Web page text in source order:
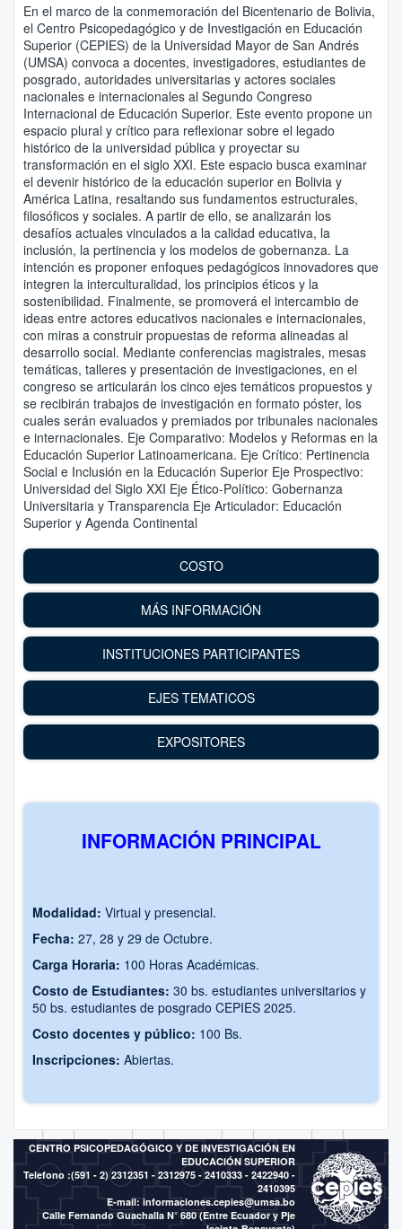
En el marco de la conmemoración del Bicentenario de Bolivia,
el Centro Psicopedagógico y de Investigación en Educación
Superior (CEPIES) de la Universidad Mayor de San Andrés
(UMSA) convoca a docentes, investigadores, estudiantes de
posgrado, autoridades universitarias y actores sociales
nacionales e internacionales al Segundo Congreso
Internacional de Educación Superior. Este evento propone un
espacio plural y crítico para reflexionar sobre el legado
histórico de la universidad pública y proyectar su
transformación en el siglo XXI. Este espacio busca examinar
el devenir histórico de la educación superior en Bolivia y
América Latina, resaltando sus fundamentos estructurales,
filosóficos y sociales. A partir de ello, se analizarán los
desafíos actuales vinculados a la calidad educativa, la
inclusión, la pertinencia y los modelos de gobernanza. La
intención es proponer enfoques pedagógicos innovadores que
integren la interculturalidad, los principios éticos y la
sostenibilidad. Finalmente, se promoverá el intercambio de
ideas entre actores educativos nacionales e internacionales,
con miras a construir propuestas de reforma alineadas al
desarrollo social. Mediante conferencias magistrales, mesas
temáticas, talleres y presentación de investigaciones, en el
congreso se articularán los cinco ejes temáticos propuestos y
se recibirán trabajos de investigación en formato póster, los
cuales serán evaluados y premiados por tribunales nacionales
e internacionales. Eje Comparativo: Modelos y Reformas en la
Educación Superior Latinoamericana. Eje Crítico: Pertinencia
Social e Inclusión en la Educación Superior Eje Prospectivo:
Universidad del Siglo XXI Eje Ético-Político: Gobernanza
Universitaria y Transparencia Eje Articulador: Educación
Superior y Agenda Continental
COSTO
MÁS INFORMACIÓN
INSTITUCIONES PARTICIPANTES
EJES TEMATICOS
EXPOSITORES
INFORMACIÓN PRINCIPAL
Modalidad: Virtual y presencial.
Fecha: 27, 28 y 29 de Octubre.
Carga Horaria: 100 Horas Académicas.
Costo de Estudiantes: 30 bs. estudiantes universitarios y
50 bs. estudiantes de posgrado CEPIES 2025.
Costo docentes y público: 100 Bs.
Inscripciones: Abiertas.
CENTRO PSICOPEDAGÓGICO Y DE INVESTIGACIÓN EN
EDUCACIÓN SUPERIOR
Telefono :(591 - 2) 2312351 - 2312975 - 2410333 - 2422940 -
2410395
E-mail: informaciones.cepies@umsa.bo
Calle Fernando Guachalla N° 680 (Entre Ecuador y Pje